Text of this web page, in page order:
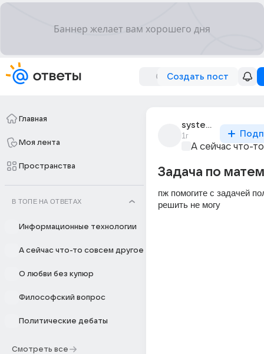
Создать пост
Главная
Моя лента
Пространства
В ТОПЕ НА ОТВЕТАХ
Информационные технологии
А сейчас что-то совсем другое
О любви без купюр
Философский вопрос
Политические дебаты
Смотреть все
system_603
1г
А сейчас что-
Задача по
пж помогите с задачей
решить не могу